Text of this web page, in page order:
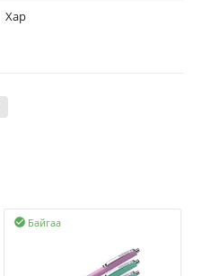
Хар
Байгаа
